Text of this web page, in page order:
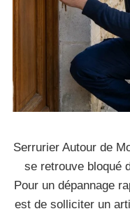
Serrurier Autour de
se retrouve bloqué
Pour un dépannage
est de solliciter un